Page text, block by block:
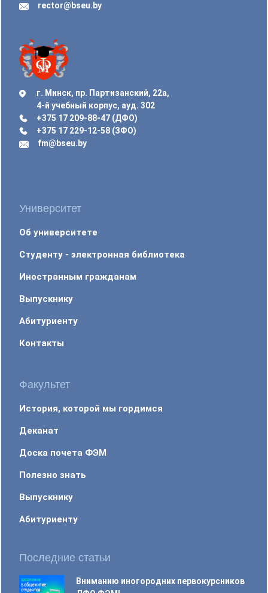
rector@bseu.by
г. Минск, пр. Партизанский, 22а,
4-й учебный корпус, ауд. 302
+375 17 209-88-47 (ДФО)
+375 17 229-12-58 (ЗФО)
fm@bseu.by
Университет
Об университете
Студенту - электронная библиотека
Иностранным гражданам
Выпускнику
Абитуриенту
Контакты
Факультет
История, которой мы гордимся
Деканат
Доска почета ФЭМ
Полезно знать
Выпускнику
Абитуриенту
Последние статьи
Вниманию иногородних первокурсников